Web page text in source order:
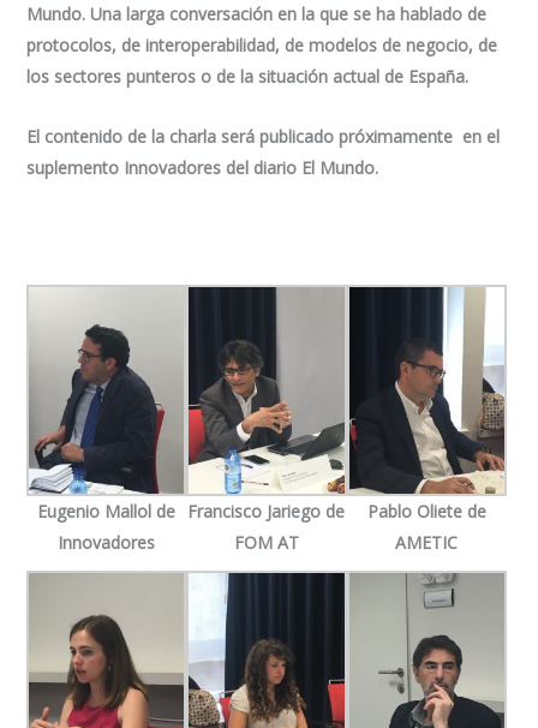
Mundo. Una larga conversación en la que se ha hablado de
protocolos, de interoperabilidad, de modelos de negocio, de
los sectores punteros o de la situación actual de España.
El contenido de la charla será publicado próximamente en el
suplemento Innovadores del diario El Mundo.
Eugenio Mallol de
Innovadores
Francisco Jariego de
FOM AT
Pablo Oliete de
AMETIC